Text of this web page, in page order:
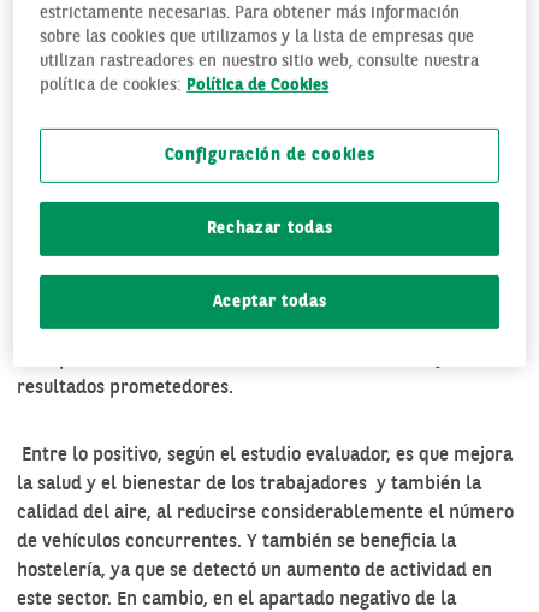
resultados prometedores.
Entre lo positivo, según el estudio evaluador, es que mejora
la salud y el bienestar de los trabajadores y también la
calidad del aire, al reducirse considerablemente el número
de vehículos concurrentes. Y también se beneficia la
hostelería, ya que se detectó un aumento de actividad en
este sector. En cambio, en el apartado negativo de la
estrictamente necesarias. Para obtener más información
sobre las cookies que utilizamos y la lista de empresas que
utilizan rastreadores en nuestro sitio web, consulte nuestra
política de cookies: Política de Cookies
Configuración de cookies
Rechazar todas
Aceptar todas